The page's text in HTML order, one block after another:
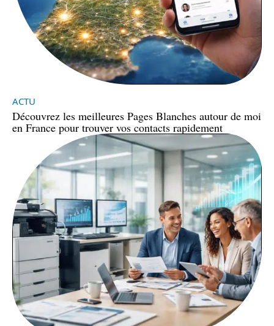
ACTU
Découvrez les meilleures Pages Blanches autour de moi
en France pour trouver vos contacts rapidement